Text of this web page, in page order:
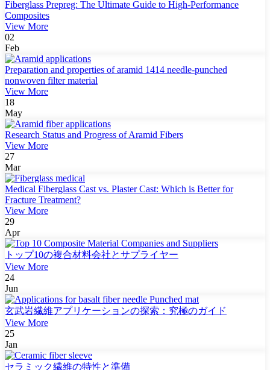
Fiberglass Prepreg: The Ultimate Guide to High-Performance
Composites
View More
02
Feb
Preparation and properties of aramid 1414 needle-punched
nonwoven filter material
View More
18
May
Research Status and Progress of Aramid Fibers
View More
27
Mar
Medical Fiberglass Cast vs. Plaster Cast: Which is Better for
Fracture Treatment?
View More
29
Apr
トップ10の複合材料会社とサプライヤー
View More
24
Jun
玄武岩繊維アプリケーションの探索：究極のガイド
View More
25
Jan
セラミック繊維の特性と準備